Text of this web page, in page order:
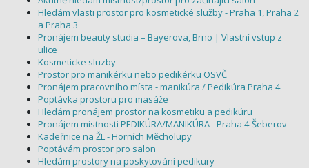
Hledám vlasti prostor pro kosmetické služby - Praha 1, Praha 2
a Praha 3
Pronájem beauty studia – Bayerova, Brno | Vlastní vstup z
ulice
Kosmeticke sluzby
Prostor pro manikérku nebo pedikérku OSVČ
Pronájem pracovního místa - manikúra / Pedikúra Praha 4
Poptávka prostoru pro masáže
Hledám pronájem prostor na kosmetiku a pedikúru
Pronájem mistnosti PEDIKÚRA/MANIKÚRA - Praha 4-Šeberov
Kadeřnice na ŽL - Horních Měcholupy
Poptávám prostor pro salon
Hledám prostory na poskytování pedikury